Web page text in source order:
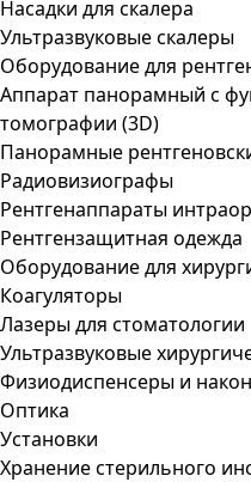
Насадки для скалера
Ультразвуковые скалеры
Оборудование для
Аппарат панорамный с
томографии (3D)
Панорамные
Радиовизиографы
Рентгенаппараты
Рентгензащитная одежда
Оборудование для
Коагуляторы
Лазеры для стоматологии
Ультразвуковые
Физиодиспенсеры и
Оптика
Установки
Хранение стерильного